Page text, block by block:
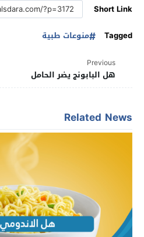
Short Link
Tagged
منوعات طبية
Previous
هل البابونج يضر الحامل
Related News